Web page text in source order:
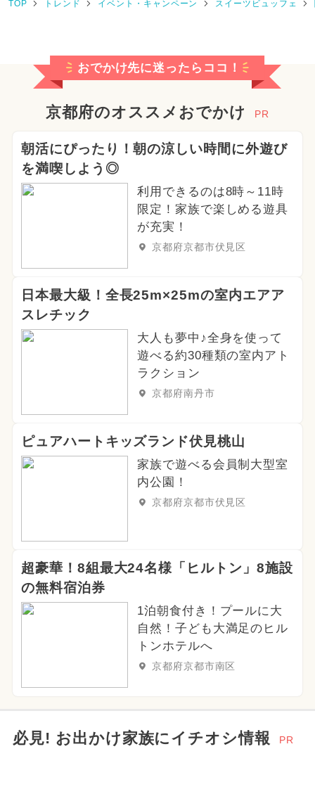
2025年8月のイベント
2024年10月のイベント
2025年4月のイベント
2025年12月のイベント
2026年5月のイベント
2025年1月のイベント
2025年5月のイベント
2026年3月のイベント
2024年5月のイベント
2025年2月のイベント
2026年2月のイベント クリスマス
2025年7月のイベント
2024年2月のイベント
2024年6月のイベント
2026年4月のイベント お正月
冬休み ご当地グルメ・限定メニュー
2026年6月のイベント
夏休み（日帰り）
TOP トレンド イベント・キャンペーン スイーツビュッフェ
おでかけ先に迷ったらココ！
京都府のオススメおでかけ PR
朝活にぴったり！朝の涼しい時間に外遊び
を満喫しよう◎
利用できるのは8時～11時
限定！家族で楽しめる遊具
が充実！
京都府京都市伏見区
日本最大級！全長25m×25mの室内エアア
スレチック
大人も夢中♪全身を使って
遊べる約30種類の室内アト
ラクション
京都府南丹市
ピュアハートキッズランド伏見桃山
家族で遊べる会員制大型室
内公園！
京都府京都市伏見区
超豪華！8組最大24名様「ヒルトン」8施設
の無料宿泊券
1泊朝食付き！プールに大
自然！子ども大満足のヒル
トンホテルへ
京都府京都市南区
必見! お出かけ家族にイチオシ情報 PR